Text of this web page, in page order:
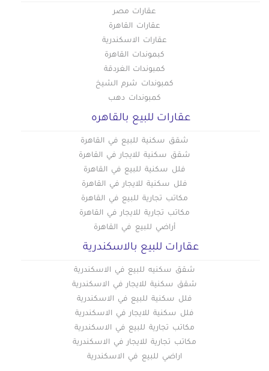
عقارات مصر
عقارات القاهرة
عقارات الاسكندرية
كبموندات القاهرة
كمبوندات الغردقة
كمبوندات شرم الشيخ
كمبوندات دهب
عقارات للبيع بالقاهره
شقق سكنية للبيع في القاهرة
شقق سكنية للايجار في القاهرة
فلل سكنية للبيع في القاهرة
فلل سكنية للايجار في القاهرة
مكاتب تجارية للبيع في القاهرة
مكاتب تجارية للايجار في القاهرة
أراضي للبيع في القاهرة
عقارات للبيع بالاسكندرية
شقق سكنيه للبيع في الاسكندرية
شقق سكنية للايجار في الاسكندرية
فلل سكنية للبيع في الاسكندرية
فلل سكنية للايجار في الاسكندرية
مكاتب تجارية للبيع في الاسكندرية
مكاتب تجارية للايجار في الاسكندرية
اراضي للبيع في الاسكندرية